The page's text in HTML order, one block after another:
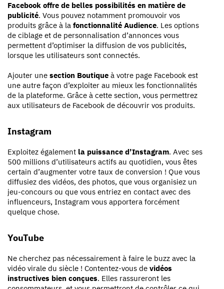
Facebook offre de belles possibilités en matière de
publicité. Vous pouvez notamment promouvoir vos
produits grâce à la fonctionnalité Audience. Les options
de ciblage et de personnalisation d’annonces vous
permettent d’optimiser la diffusion de vos publicités,
lorsque les utilisateurs sont connectés.
Ajouter une section Boutique à votre page Facebook est
une autre façon d’exploiter au mieux les fonctionnalités
de la plateforme. Grâce à cette section, vous permettrez
aux utilisateurs de Facebook de découvrir vos produits.
Instagram
Exploitez également la puissance d’Instagram. Avec ses
500 millions d’utilisateurs actifs au quotidien, vous êtes
certain d’augmenter votre taux de conversion ! Que vous
diffusiez des vidéos, des photos, que vous organisiez un
jeu-concours ou que vous entriez en contact avec des
influenceurs, Instagram vous apportera forcément
quelque chose.
YouTube
Ne cherchez pas nécessairement à faire le buzz avec la
vidéo virale du siècle ! Contentez-vous de vidéos
instructives bien conçues. Elles rassureront les